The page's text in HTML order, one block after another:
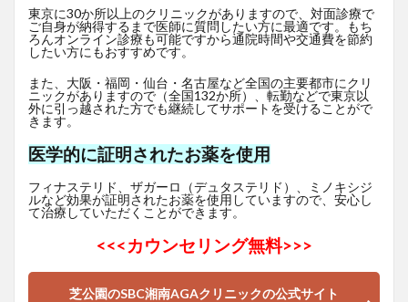
東京に30か所以上のクリニックがありますので、対面診療で
ご自身が納得するまで医師に質問したい方に最適です。もち
ろんオンライン診療も可能ですから通院時間や交通費を節約
したい方にもおすすめです。
また、大阪・福岡・仙台・名古屋など全国の主要都市にクリ
ニックがありますので（全国132か所）、転勤などで東京以
外に引っ越された方でも継続してサポートを受けることがで
きます。
医学的に証明されたお薬を使用
フィナステリド、ザガーロ（デュタステリド）、ミノキシジ
ルなど効果が証明されたお薬を使用していますので、安心し
て治療していただくことができます。
<<<カウンセリング無料>>>
芝公園のSBC湘南AGAクリニックの公式サイト